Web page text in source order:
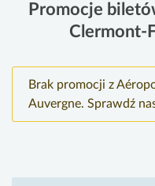
Promocje
Clermont-
Brak promocji z
Auvergne. Sprawdź